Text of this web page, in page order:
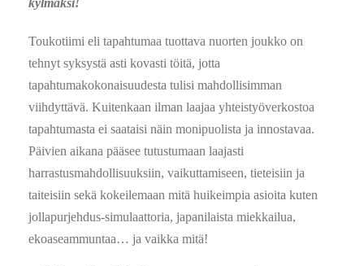
kylmäksi!
Toukotiimi eli tapahtumaa tuottava nuorten joukko on
tehnyt syksystä asti kovasti töitä, jotta
tapahtumakokonaisuudesta tulisi mahdollisimman
viihdyttävä. Kuitenkaan ilman laajaa yhteistyöverkostoa
tapahtumasta ei saataisi näin monipuolista ja innostavaa.
Päivien aikana pääsee tutustumaan laajasti
harrastusmahdollisuuksiin, vaikuttamiseen, tieteisiin ja
taiteisiin sekä kokeilemaan mitä huikeimpia asioita kuten
jollapurjehdus-simulaattoria, japanilaista miekkailua,
ekoaseammuntaa… ja vaikka mitä!